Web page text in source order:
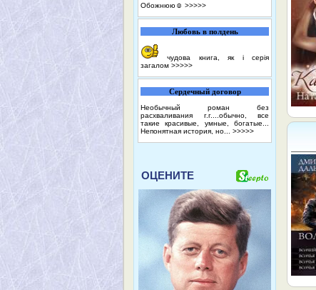
Обожнюю☺️ >>>>>
Любовь в полдень
чудова книга, як і серія
загалом >>>>>
Сердечный договор
Необычный роман без
расхваливания г.г....обычно, все
такие красивые, умные, богатые...
Непонятная история, но... >>>>>
ОЦЕНИТЕ